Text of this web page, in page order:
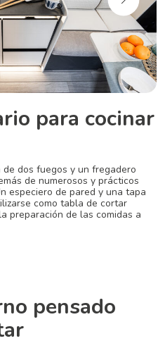
para cocinar
dos fuegos y un fregadero
de numerosos y prácticos
especiero de pared y una tapa
como tabla de cortar
preparación de las comidas a
pensado